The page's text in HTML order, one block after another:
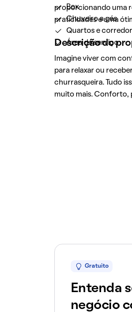
proporcionando uma
praticidades e uma
Descrição do
Imagine viver com
para relaxar ou
churrasqueira. Tudo
muito mais. Conforto,
Box
Chuveiro a gás
Quartos e
Área de serviço
Gratuito
Entenda
negócio